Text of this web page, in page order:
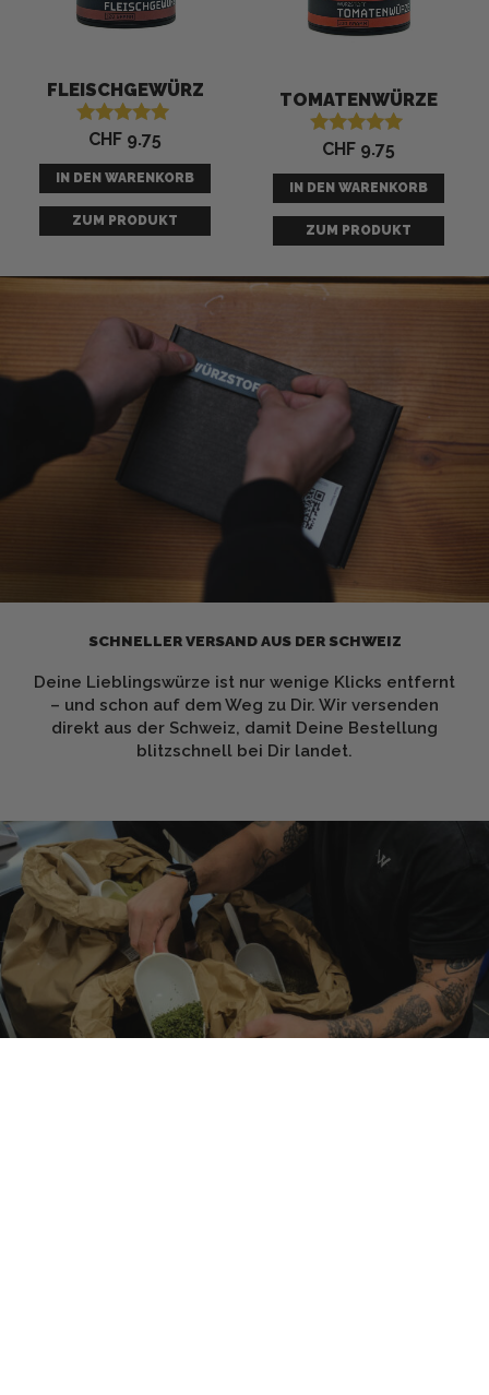
FLEISCHGEWÜRZ
Bewertet mit
von 5
CHF 9.75
IN DEN WARENKORB
ZUM PRODUKT
TOMATENWÜRZE
Bewertet mit
von 5
CHF 9.75
IN DEN WARENKORB
ZUM PRODUKT
SCHNELLER VERSAND AUS DER SCHWEIZ
Deine Lieblingswürze ist nur wenige Klicks entfernt
– und schon auf dem Weg zu Dir. Wir versenden
direkt aus der Schweiz, damit Deine Bestellung
blitzschnell bei Dir landet.